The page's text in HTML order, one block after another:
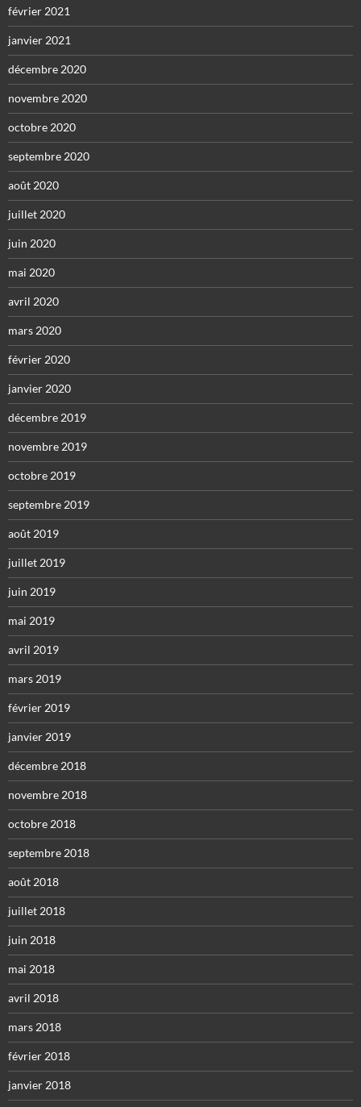
février 2021
janvier 2021
décembre 2020
novembre 2020
octobre 2020
septembre 2020
août 2020
juillet 2020
juin 2020
mai 2020
avril 2020
mars 2020
février 2020
janvier 2020
décembre 2019
novembre 2019
octobre 2019
septembre 2019
août 2019
juillet 2019
juin 2019
mai 2019
avril 2019
mars 2019
février 2019
janvier 2019
décembre 2018
novembre 2018
octobre 2018
septembre 2018
août 2018
juillet 2018
juin 2018
mai 2018
avril 2018
mars 2018
février 2018
janvier 2018